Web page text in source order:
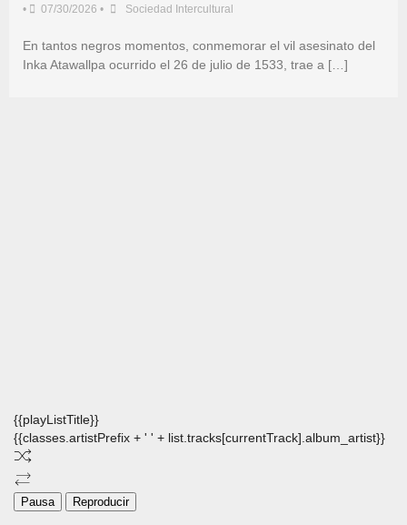
• 07/30/2026 • Sociedad Intercultural
En tantos negros momentos, conmemorar el vil asesinato del
Inka Atawallpa ocurrido el 26 de julio de 1533, trae a […]
{{playListTitle}}
{{classes.artistPrefix + ' ' + list.tracks[currentTrack].album_artist}}
Pausa Reproducir